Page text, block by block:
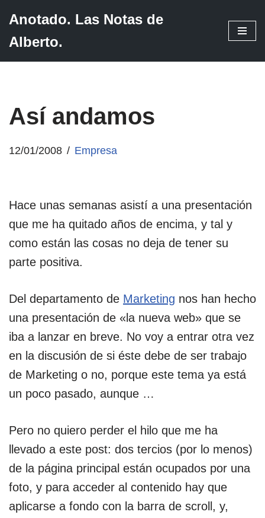
Saltar
Anotado. Las Notas de
Alberto.
Así andamos
12/01/2008 Empresa
Hace unas semanas asistí a una presentación
que me ha quitado años de encima, y tal y
como están las cosas no deja de tener su
parte positiva.
Del departamento de Marketing nos han hecho
una presentación de «la nueva web» que se
iba a lanzar en breve. No voy a entrar otra vez
en la discusión de si éste debe de ser trabajo
de Marketing o no, porque este tema ya está
un poco pasado, aunque …
Pero no quiero perder el hilo que me ha
llevado a este post: dos tercios (por lo menos)
de la página principal están ocupados por una
foto, y para acceder al contenido hay que
aplicarse a fondo con la barra de scroll, y,